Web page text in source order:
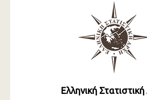
Ελληνική